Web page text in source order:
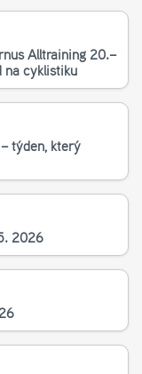
Alltraining 20.–
na cyklistiku
týden, který
2026